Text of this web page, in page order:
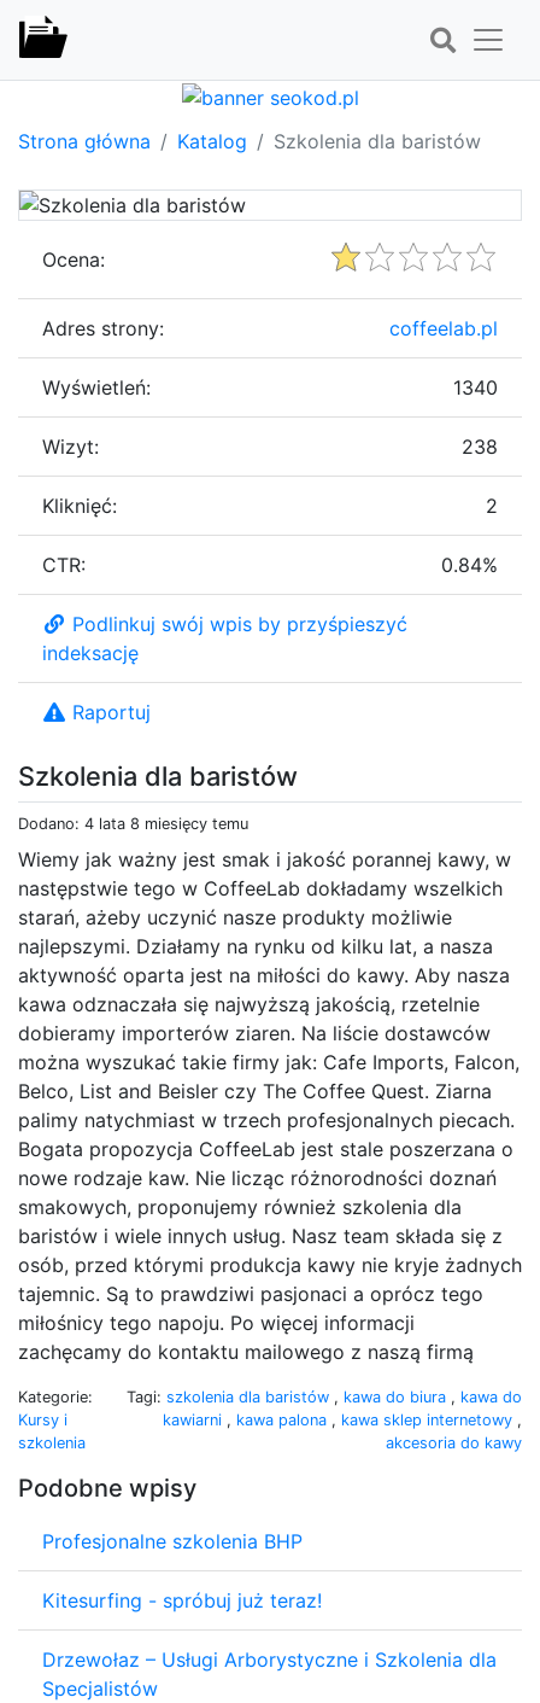
Strona główna Katalog Szkolenia dla baristów
Szkolenia dla baristów
Dodano: 4 lata 8 miesięcy temu
Wiemy jak ważny jest smak i jakość porannej kawy, w
następstwie tego w CoffeeLab dokładamy wszelkich
starań, ażeby uczynić nasze produkty możliwie
najlepszymi. Działamy na rynku od kilku lat, a nasza
aktywność oparta jest na miłości do kawy. Aby nasza
kawa odznaczała się najwyższą jakością, rzetelnie
dobieramy importerów ziaren. Na liście dostawców
można wyszukać takie firmy jak: Cafe Imports, Falcon,
Belco, List and Beisler czy The Coffee Quest. Ziarna
palimy natychmiast w trzech profesjonalnych piecach.
Bogata propozycja CoffeeLab jest stale poszerzana o
nowe rodzaje kaw. Nie licząc różnorodności doznań
smakowych, proponujemy również szkolenia dla
baristów i wiele innych usług. Nasz team składa się z
osób, przed którymi produkcja kawy nie kryje żadnych
tajemnic. Są to prawdziwi pasjonaci a oprócz tego
miłośnicy tego napoju. Po więcej informacji
zachęcamy do kontaktu mailowego z naszą firmą
Kategorie:
Kursy i
szkolenia
Tagi: szkolenia dla baristów , kawa do biura , kawa do
kawiarni , kawa palona , kawa sklep internetowy ,
akcesoria do kawy
Podobne wpisy
Profesjonalne szkolenia BHP
Kitesurfing - spróbuj już teraz!
Drzewołaz – Usługi Arborystyczne i Szkolenia dla
Specjalistów
Ocena:
Adres strony: coffeelab.pl
Wyświetleń: 1340
Wizyt: 238
Kliknięć: 2
CTR: 0.84%
Podlinkuj swój wpis by przyśpieszyć
indeksację
Raportuj